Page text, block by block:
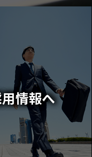
情報へ